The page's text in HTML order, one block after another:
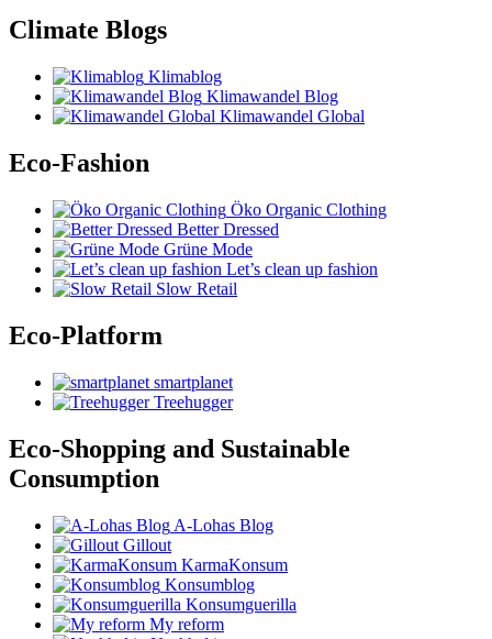
Climate Blogs
Klimablog
Klimawandel Blog
Klimawandel Global
Eco-Fashion
Öko Organic Clothing
Better Dressed
Grüne Mode
Let’s clean up fashion
Slow Retail
Eco-Platform
smartplanet
Treehugger
Eco-Shopping and Sustainable
Consumption
A-Lohas Blog
Gillout
KarmaKonsum
Konsumblog
Konsumguerilla
My reform